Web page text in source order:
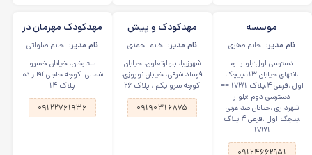
موسسه
استعدادیابی اندیشه
نام مدیر: خانم صفری
دسترسی اول؛بلوار ارم
،انتهای خیابان ۱۱۳،پیچک
اول ،فرعی ۴،پلاک ۱۷۲/۱ ==
دسترسی دوم ؛بلوار
شهرداری ،خیابان صد غربی
،پیچک اول ،فرعی ۴،پلاک
۱۷۲/۱
۰۹۱۲۴۶۶۲۹۵۱
مهدکودک و پیش
دبستانی خانه
نام مدیر: خانم احمدی
شهرزیبا، بلوارتعاون، خیابان
فرساد شرقی، خیابان نوروزی،
کوچه سرو یکم ، پلاک ۲۶
۰۹۱۹۰۳۱۶۸۷۵
مهدکودک مهرمان در
ستارخاننام مدیر: خانم صلواتی
ستارخان، خیابان خسرو
شمالی، کوچه حاجی آقا زاده،
پلاک ۱۴
۰۹۱۲۲۷۶۱۹۳۶